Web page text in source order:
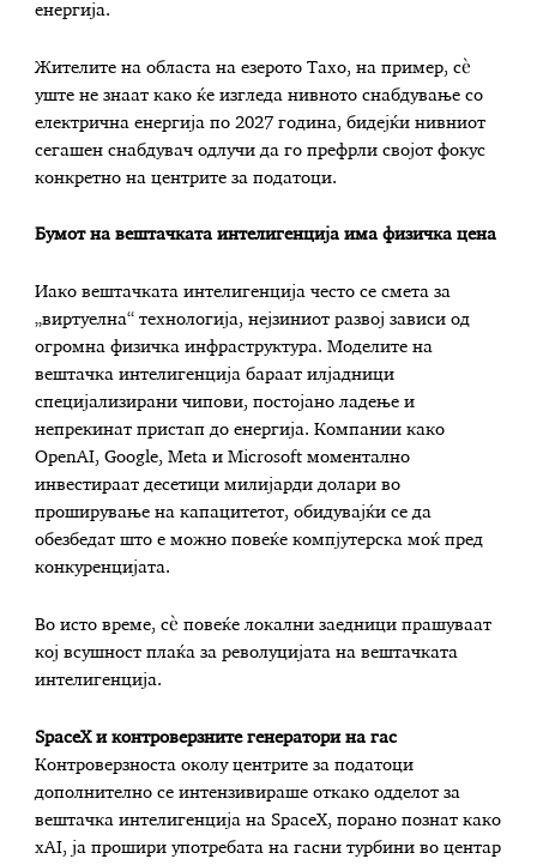
енергија.
Жителите на областа на езерото Тахо, на пример, сè
уште не знаат како ќе изгледа нивното снабдување со
електрична енергија по 2027 година, бидејќи нивниот
сегашен снабдувач одлучи да го префрли својот фокус
конкретно на центрите за податоци.
Бумот на вештачката интелигенција има физичка цена
Иако вештачката интелигенција често се смета за
„виртуелна“ технологија, нејзиниот развој зависи од
огромна физичка инфраструктура. Моделите на
вештачка интелигенција бараат илјадници
специјализирани чипови, постојано ладење и
непрекинат пристап до енергија. Компании како
OpenAI, Google, Meta и Microsoft моментално
инвестираат десетици милијарди долари во
проширување на капацитетот, обидувајќи се да
обезбедат што е можно повеќе компјутерска моќ пред
конкуренцијата.
Во исто време, сè повеќе локални заедници прашуваат
кој всушност плаќа за револуцијата на вештачката
интелигенција.
SpaceX и контроверзните генератори на гас
Контроверзноста околу центрите за податоци
дополнително се интензивираше откако одделот за
вештачка интелигенција на SpaceX, порано познат како
xAI, ја прошири употребата на гасни турбини во центар